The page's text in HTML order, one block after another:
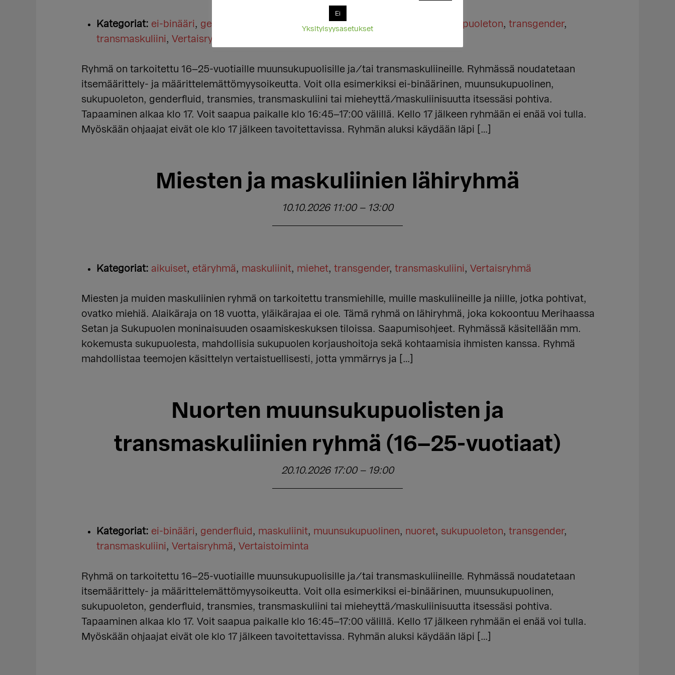
Kategoriat: ei-binääri, genderfluid maskuliinit muunsukupuolinen sukupuoleton, transgender,
transmaskuliini, Vertaisryhmä
Ryhmä on tarkoitettu 16–25-vuotiaille muunsukupuolisille ja/tai transmaskuliineille. Ryhmässä noudatetaan
itsemäärittely- ja määrittelemättömyysoikeutta. Voit olla esimerkiksi ei-binäärinen, muunsukupuolinen,
sukupuoleton, genderfluid, transmies, transmaskuliini tai mieheyttä/maskuliinisuutta itsessäsi pohtiva.
Tapaaminen alkaa klo 17. Voit saapua paikalle klo 16:45–17:00 välillä. Kello 17 jälkeen ryhmään ei enää voi tulla.
Myöskään ohjaajat eivät ole klo 17 jälkeen tavoitettavissa. Ryhmän aluksi käydään läpi […]
Miesten ja maskuliinien lähiryhmä
10.10.2026 11:00– 13:00
Kategoriat: aikuiset, etäryhmä, maskuliinit, miehet, transgender, transmaskuliini, Vertaisryhmä
Miesten ja muiden maskuliinien ryhmä on tarkoitettu transmiehille, muille maskuliineille ja niille, jotka pohtivat,
ovatko miehiä. Alaikäraja on 18 vuotta, yläikärajaa ei ole. Tämä ryhmä on lähiryhmä, joka kokoontuu Merihaassa
Setan ja Sukupuolen moninaisuuden osaamiskeskuksen tiloissa. Saapumisohjeet. Ryhmässä käsitellään mm.
kokemusta sukupuolesta, mahdollisia sukupuolen korjaushoitoja sekä kohtaamisia ihmisten kanssa. Ryhmä
mahdollistaa teemojen käsittelyn vertaistuellisesti, jotta ymmärrys ja […]
Nuorten muunsukupuolisten ja
transmaskuliinien ryhmä (16–25-vuotiaat)
20.10.2026 17:00– 19:00
Kategoriat: ei-binääri, genderfluid , maskuliinit, muunsukupuolinen, nuoret, sukupuoleton, transgender,
transmaskuliini, Vertaisryhmä, Vertaistoiminta
Ryhmä on tarkoitettu 16–25-vuotiaille muunsukupuolisille ja/tai transmaskuliineille. Ryhmässä noudatetaan
itsemäärittely- ja määrittelemättömyysoikeutta. Voit olla esimerkiksi ei-binäärinen, muunsukupuolinen,
sukupuoleton, genderfluid, transmies, transmaskuliini tai mieheyttä/maskuliinisuutta itsessäsi pohtiva.
Tapaaminen alkaa klo 17. Voit saapua paikalle klo 16:45–17:00 välillä. Kello 17 jälkeen ryhmään ei enää voi tulla.
Myöskään ohjaajat eivät ole klo 17 jälkeen tavoitettavissa. Ryhmän aluksi käydään läpi […]
Ei
Yksityisyysasetukset